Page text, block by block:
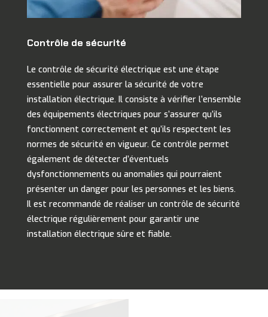
Contrôle de sécurité
Le contrôle de sécurité électrique est une étape
essentielle pour assurer la sécurité de votre
installation électrique. Il consiste à vérifier l’ensemble
des équipements électriques pour s’assurer qu’ils
fonctionnent correctement et qu’ils respectent les
normes de sécurité en vigueur. Ce contrôle permet
également de détecter d’éventuels
dysfonctionnements ou anomalies qui pourraient
présenter un danger pour les personnes et les biens.
Il est recommandé de réaliser un contrôle de sécurité
électrique régulièrement pour garantir une
installation électrique sûre et fiable.